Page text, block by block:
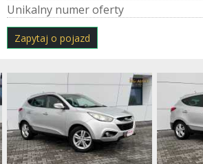
Unikalny numeroferty
Zapytaj o pojazd